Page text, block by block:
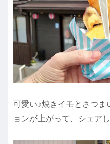
可愛い♪焼きイモとさつ
ョンが上がって、シェア